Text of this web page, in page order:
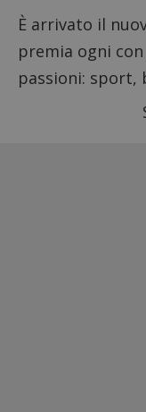
È arrivato il
premia ogni con
passioni: sport,